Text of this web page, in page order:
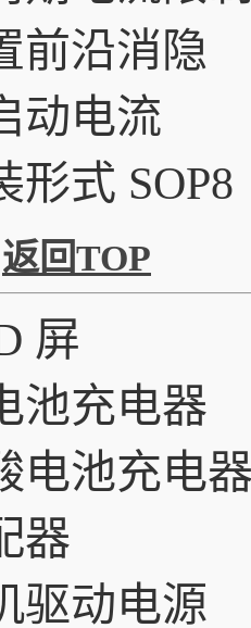
沿消隐
电流
式 SOP8
返回TOP
屏
充电器
池充电
器
动电源